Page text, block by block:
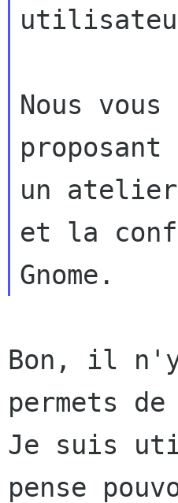
Nous
un
et la
Bon, il n'y
Je suis
pense